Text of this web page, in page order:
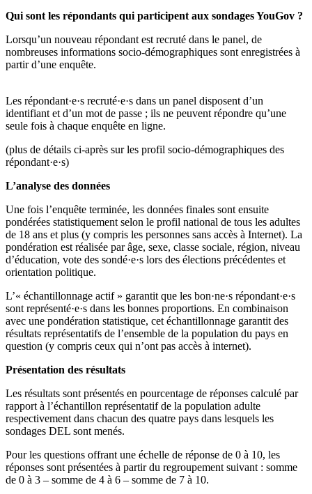
Qui sont les répondants qui participent aux sondages YouGov ?
Lorsqu’un nouveau répondant est recruté dans le panel, de
nombreuses informations socio-démographiques sont enregistrées à
partir d’une enquête.
Les répondant·e·s recruté·e·s dans un panel disposent d’un
identifiant et d’un mot de passe ; ils ne peuvent répondre qu’une
seule fois à chaque enquête en ligne.
(plus de détails ci-après sur les profil socio-démographiques des
répondant·e·s)
L’analyse des données
Une fois l’enquête terminée, les données finales sont ensuite
pondérées statistiquement selon le profil national de tous les adultes
de 18 ans et plus (y compris les personnes sans accès à Internet). La
pondération est réalisée par âge, sexe, classe sociale, région, niveau
d’éducation, vote des sondé·e·s lors des élections précédentes et
orientation politique.
L’« échantillonnage actif » garantit que les bon·ne·s répondant·e·s
sont représenté·e·s dans les bonnes proportions. En combinaison
avec une pondération statistique, cet échantillonnage garantit des
résultats représentatifs de l’ensemble de la population du pays en
question (y compris ceux qui n’ont pas accès à internet).
Présentation des résultats
Les résultats sont présentés en pourcentage de réponses calculé par
rapport à l’échantillon représentatif de la population adulte
respectivement dans chacun des quatre pays dans lesquels les
sondages DEL sont menés.
Pour les questions offrant une échelle de réponse de 0 à 10, les
réponses sont présentées à partir du regroupement suivant : somme
de 0 à 3 – somme de 4 à 6 – somme de 7 à 10.